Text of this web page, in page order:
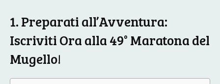
1. Preparati all’Avventura:
Iscriviti Ora alla 49° Maratona del
Mugello!